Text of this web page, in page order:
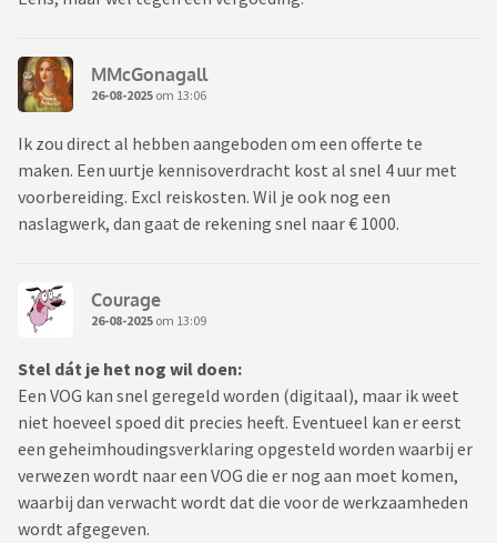
MMcGonagall
26-08-2025 om 13:06
Ik zou direct al hebben aangeboden om een offerte te
maken. Een uurtje kennisoverdracht kost al snel 4 uur met
voorbereiding. Excl reiskosten. Wil je ook nog een
naslagwerk, dan gaat de rekening snel naar € 1000.
Courage
26-08-2025 om 13:09
Stel dát je het nog wil doen:
Een VOG kan snel geregeld worden (digitaal), maar ik weet
niet hoeveel spoed dit precies heeft. Eventueel kan er eerst
een geheimhoudingsverklaring opgesteld worden waarbij er
verwezen wordt naar een VOG die er nog aan moet komen,
waarbij dan verwacht wordt dat die voor de werkzaamheden
wordt afgegeven.